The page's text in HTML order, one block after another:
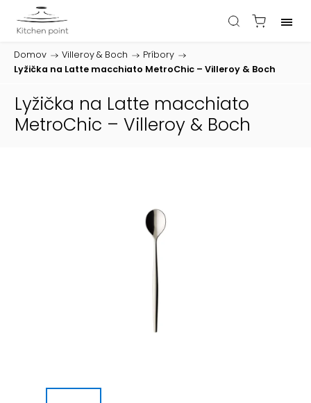
Domov / Villeroy & Boch / Príbory /
Lyžička na Latte macchiato MetroChic – Villeroy & Boch
Lyžička na Latte macchiato
MetroChic – Villeroy & Boch